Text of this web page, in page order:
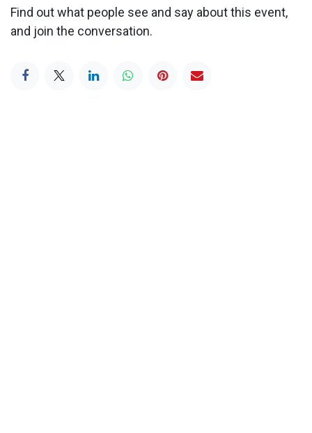
Find out what people see and say about this event,
and join the conversation.